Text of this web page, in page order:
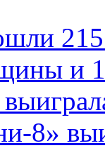
215
и
8»